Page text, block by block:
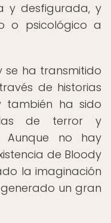
y desfigurada, y
o psicológico a
se ha transmitido
de historias
también ha sido
de terror y
Aunque no hay
de Bloody
la imaginación
un gran